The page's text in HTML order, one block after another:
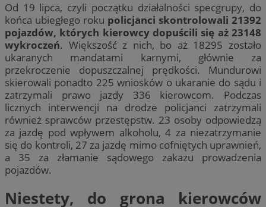
Od 19 lipca, czyli początku działalności specgrupy, do
końca ubiegłego roku policjanci skontrolowali 21392
pojazdów, których kierowcy dopuścili się aż 23148
wykroczeń. Większość z nich, bo aż 18295 zostało
ukaranych mandatami karnymi, głównie za
przekroczenie dopuszczalnej prędkości. Mundurowi
skierowali ponadto 225 wniosków o ukaranie do sądu i
zatrzymali prawo jazdy 336 kierowcom. Podczas
licznych interwencji na drodze policjanci zatrzymali
również sprawców przestępstw. 23 osoby odpowiedzą
za jazdę pod wpływem alkoholu, 4 za niezatrzymanie
się do kontroli, 27 za jazdę mimo cofniętych uprawnień,
a 35 za złamanie sądowego zakazu prowadzenia
pojazdów.
Niestety, do grona kierowców